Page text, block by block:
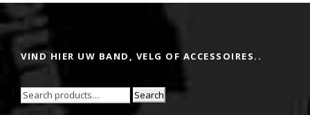
VIND HIER UW BAND, VELG OF ACCESSOIRES..
Search